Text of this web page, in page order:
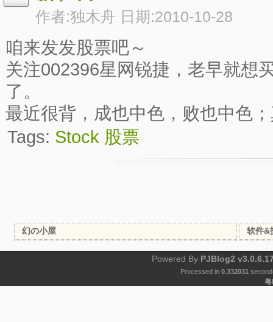
作者:独木舟 日期:2010-10-28
咱来发发股票吧～
关注002396星网锐捷，老早就想
了。
最近很背，成也中色，败也中色
Tags: Stock 股票
幻の小屋 软件&
Powered By PJBlog2
Processed in 0.332031